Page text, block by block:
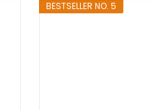
BESTSELLER NO. 5